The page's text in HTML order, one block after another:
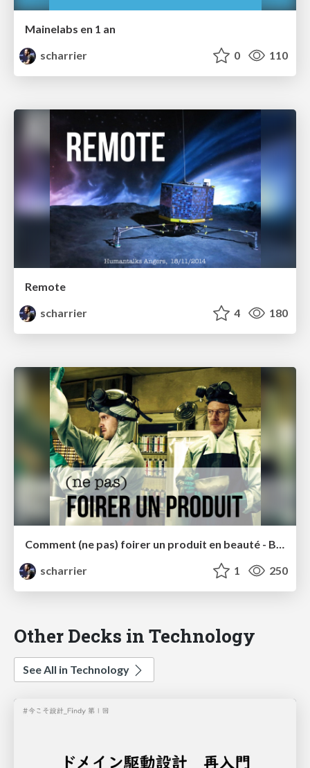
Mainelabs en 1 an
scharrier
0 110
Remote
scharrier
4 180
Comment (ne pas) foirer un produit en beauté - Blendwebmix
scharrier
1 250
Other Decks in Technology
See All in Technology